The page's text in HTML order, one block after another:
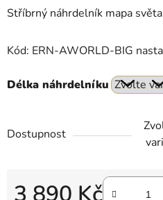
Stříbrný náhrdelník mapa
Kód: ERN-AWORLD-BIG
Délka náhrdelníku
Dostupnost
3 890 Kč